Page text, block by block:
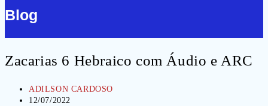
site
Blog
Zacarias 6 Hebraico com Áudio e ARC
Autor
do
ADILSON CARDOSO
Post
12/07/2022